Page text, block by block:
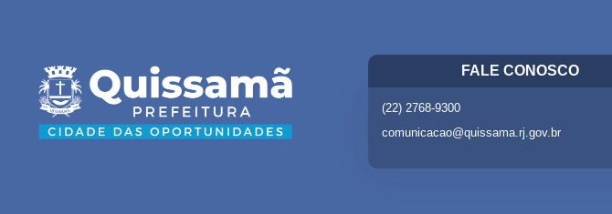
FALE CONOSCO
(22) 2768-9300
comunicacao@quissama.rj.gov.br